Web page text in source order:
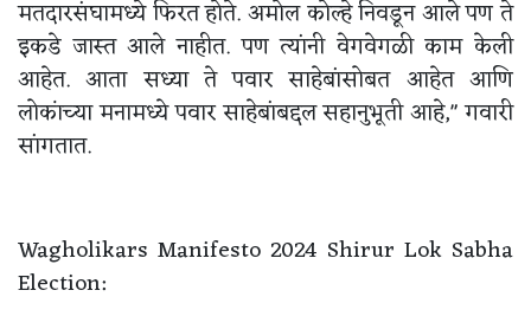
मतदारसंघामध्ये फिरत होते. अमोल कोल्हे निवडून आले पण ते
इकडे जास्त आले नाहीत. पण त्यांनी वेगवेगळी काम केली
आहेत. आता सध्या ते पवार साहेबांसोबत आहेत आणि
लोकांच्या मनामध्ये पवार साहेबांबद्दल सहानुभूती आहे," गवारी
सांगतात.
Wagholikars Manifesto 2024 Shirur Lok Sabha
Election: